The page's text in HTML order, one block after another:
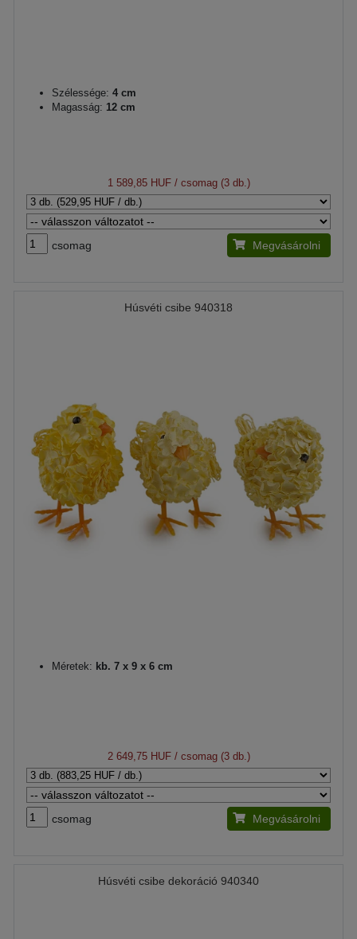
Szélessége: 4 cm
Magasság: 12 cm
1 589,85 HUF/ csomag (3 db.)
csomag Megvásárolni
Húsvéti csibe 940318
Méretek: kb. 7 x 9 x 6 cm
2 649,75 HUF/ csomag (3 db.)
csomag Megvásárolni
Húsvéti csibe dekoráció 940340